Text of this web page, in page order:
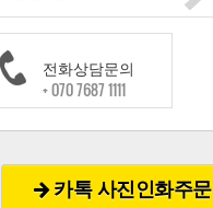
전화상담문의
+ 070 7687 1111
카톡 사진인화주문